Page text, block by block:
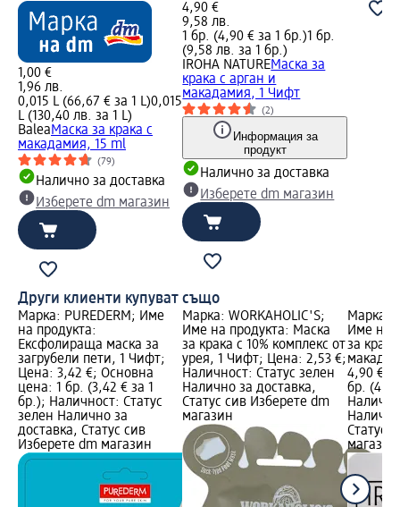
1,00 €
1,96 лв.
0,015 L (66,67 € за 1 L)0,015
L (130,40 лв. за 1 L)
BaleaМаска за крака с
макадамия, 15 ml
(79)
Налично за доставка
Изберете dm магазин
4,90 €
9,58 лв.
1 бр. (4,90 € за 1 бр.)1 бр.
(9,58 лв. за 1 бр.)
IROHA NATUREМаска за
крака с арган и
макадамия, 1 Чифт
(2)
Информация за
продукт
Налично за доставка
Изберете dm магазин
Други клиенти купуват също
Марка: PUREDERM; Име
на продукта:
Ексфолираща маска за
загрубели пети, 1 Чифт;
Цена: 3,42 €; Основна
цена: 1 бр. (3,42 € за 1
бр.); Наличност: Статус
зелен Налично за
доставка, Статус сив
Изберете dm магазин
Марка: WORKAHOLIC'S;
Име на продукта: Маска
за крака c 10% комплекс от
урея, 1 Чифт; Цена: 2,53 €;
Наличност: Статус зелен
Налично за доставка,
Статус сив Изберете dm
магазин
Марка:
Име на
за
4,90 €;
бр.
Статус
магазин